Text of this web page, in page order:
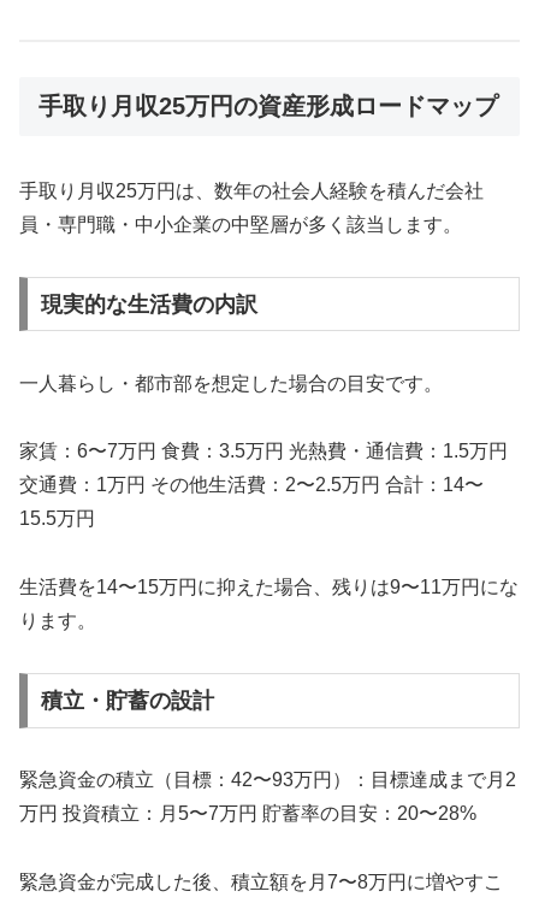
手取り月収25万円の資産形成ロードマップ
手取り月収25万円は、数年の社会人経験を積んだ会社
員・専門職・中小企業の中堅層が多く該当します。
現実的な生活費の内訳
一人暮らし・都市部を想定した場合の目安です。
家賃：6〜7万円 食費：3.5万円 光熱費・通信費：1.5万円
交通費：1万円 その他生活費：2〜2.5万円 合計：14〜
15.5万円
生活費を14〜15万円に抑えた場合、残りは9〜11万円にな
ります。
積立・貯蓄の設計
緊急資金の積立（目標：42〜93万円）：目標達成まで月2
万円 投資積立：月5〜7万円 貯蓄率の目安：20〜28%
緊急資金が完成した後、積立額を月7〜8万円に増やすこ